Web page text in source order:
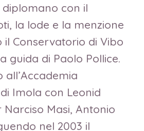
diplomano con il
la lode e la menzione
il Conservatorio di Vibo
guida di Paolo Pollice.
Imola con Leonid
Narciso Masi, Antonio
nel 2003 il